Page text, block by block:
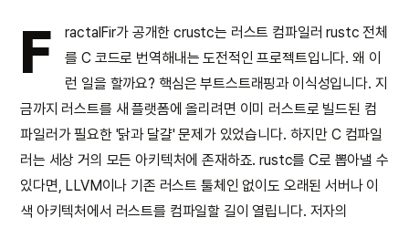
F
ractalFir가 공개한 crustc는 러스트 컴파일러 rustc 전체
를 C 코드로 번역해내는 도전적인 프로젝트입니다. 왜 이
런 일을 할까요? 핵심은 부트스트래핑과 이식성입니다. 지
금까지 러스트를 새 플랫폼에 올리려면 이미 러스트로 빌드된 컴
파일러가 필요한 '닭과 달걀' 문제가 있었습니다. 하지만 C 컴파일
러는 세상 거의 모든 아키텍처에 존재하죠. rustc를 C로 뽑아낼 수
있다면, LLVM이나 기존 러스트 툴체인 없이도 오래된 서버나 이
색 아키텍처에서 러스트를 컴파일할 길이 열립니다. 저자의